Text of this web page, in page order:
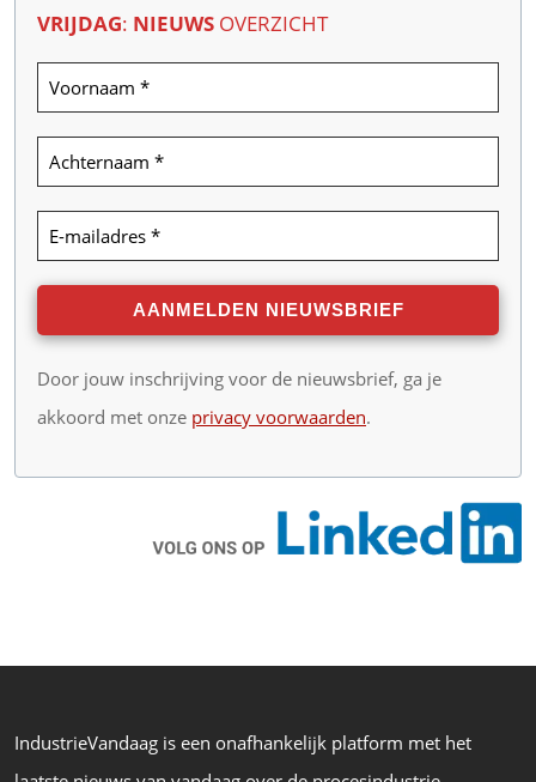
VRIJDAG: NIEUWS OVERZICHT
Door jouw inschrijving voor de nieuwsbrief, ga je
akkoord met onze privacy voorwaarden.
IndustrieVandaag is een onafhankelijk platform met het